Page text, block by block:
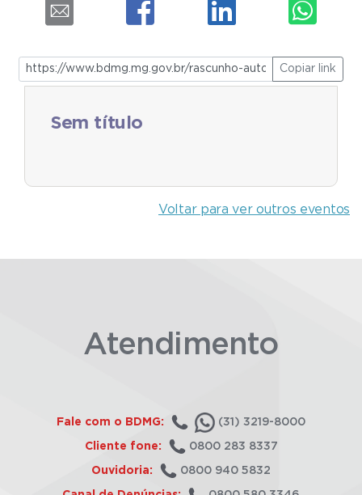
Copiar link
Sem título
Voltar para ver outros eventos
Atendimento
Fale com o BDMG: (31) 3219-8000
Cliente fone: 0800 283 8337
Ouvidoria: 0800 940 5832